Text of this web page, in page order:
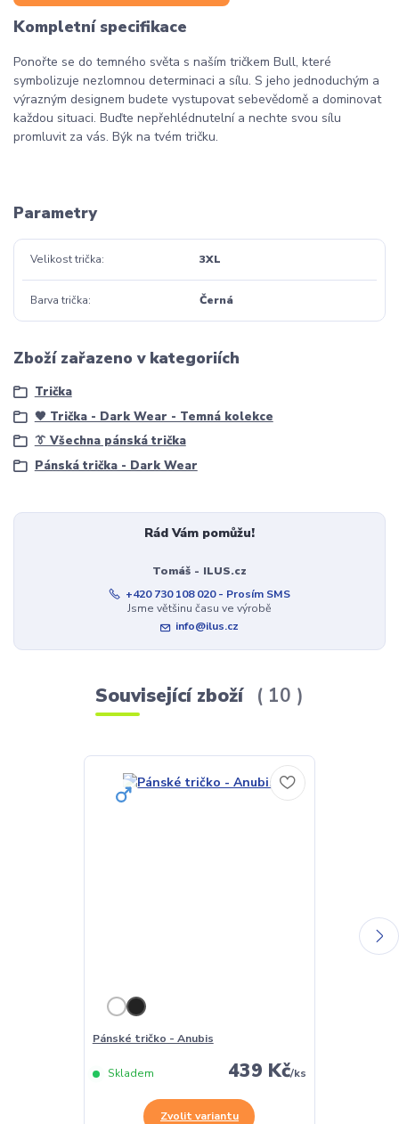
Kompletní specifikace
Ponořte se do temného světa s naším tričkem Bull, které
symbolizuje nezlomnou determinaci a sílu. S jeho jednoduchým a
výrazným designem budete vystupovat sebevědomě a dominovat
každou situaci. Buďte nepřehlédnutelní a nechte svou sílu
promluvit za vás. Býk na tvém tričku.
Parametry
Velikost trička 3XL
Barva trička Černá
Zboží zařazeno v kategoriích
Trička
🖤 Trička - Dark Wear - Temná kolekce
👔 Všechna pánská trička
Pánská trička - Dark Wear
Rád Vám pomůžu!
Tomáš - ILUS.cz
+420 730 108 020 - Prosím SMS
Jsme většinu času ve výrobě
info@ilus.cz
Související zboží 10
Pánské tričko - Anubis
439 Kč/ks
Skladem
Zvolit variantu